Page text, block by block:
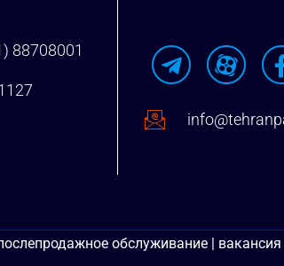
88708001
обслуживание | вакансия